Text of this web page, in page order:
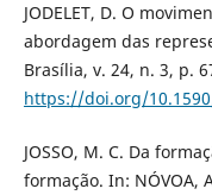
JODELET, D. O
abordagem das
Brasília, v. 24, n. 3, p.
https://doi.org/
JOSSO, M. C. Da
formação. In: NÓVOA,